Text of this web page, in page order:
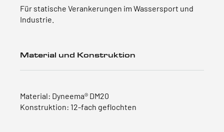
Für statische Verankerungen im Wassersport und
Industrie.
Material und Konstruktion
Material: Dyneema® DM20
Konstruktion: 12-fach geflochten